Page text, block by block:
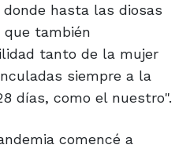
hasta las diosas
que también
tanto de la mujer
siempre a la
días, como el nuestro".
comencé a